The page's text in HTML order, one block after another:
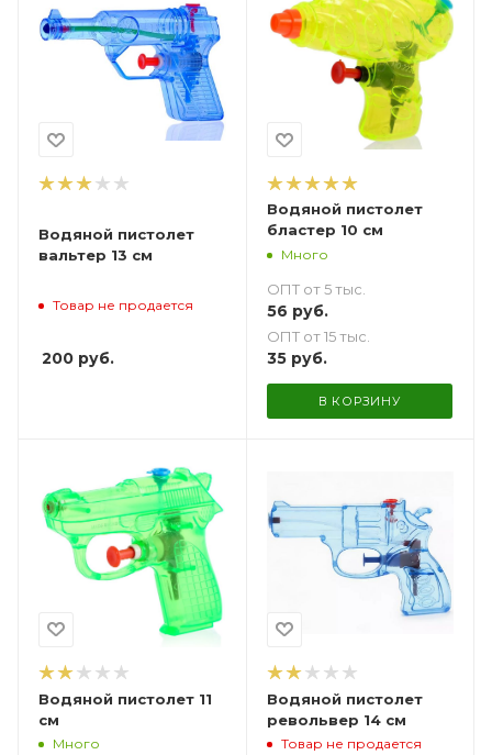
Водяной пистолет
вальтер 13 см
Товар не продается
200 руб.
Водяной пистолет
бластер 10 см
Много
ОПТ от 5 тыс.
56 руб.
ОПТ от 15 тыс.
35руб.
В КОРЗИНУ
Водяной пистолет 11
см
Много
Водяной пистолет
револьвер 14 см
Товар не продается